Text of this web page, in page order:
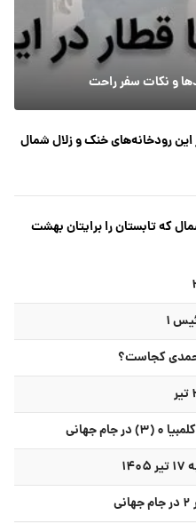
و نکات سفر راحت
این رودخانه‌های خنک و زلال شمال
که تابستان را برایتان بهشت
کجاست؟